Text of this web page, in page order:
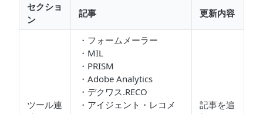
セクショ
ン
記事 更新内容
ツール連
・フォームメーラー
・MIL
・PRISM
・Adobe Analytics
・デクワス.RECO
・アイジェント・レコメ
記事を追